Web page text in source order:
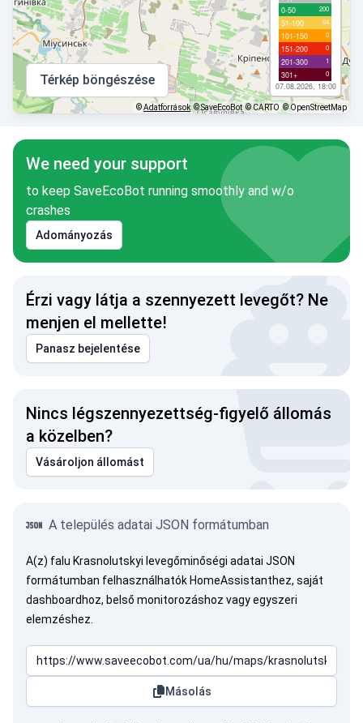
0-50 200
51-100 64
101-150 0
151-200 0
201-300 1
301+ 0
07.08.2026, 18:00
Térkép böngészése
©Adatforrások © SaveEcoBot © CARTO © OpenStreetMap
We need your support
to keep SaveEcoBot running smoothly and w/o
crashes
Adományozás
Érzi vagy látja a szennyezett levegőt? Ne
menjen el mellette!
Panasz bejelentése
Nincs légszennyezettség-figyelő állomás
a közelben?
Vásároljon állomást
A település adatai JSON formátumban
A(z) falu Krasnolutskyi levegőminőségi adatai JSON
formátumban felhasználhatók HomeAssistanthez, saját
dashboardhoz, belső monitorozáshoz vagy egyszeri
elemzéshez.
Másolás